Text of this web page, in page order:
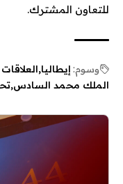
للتعاون المشترك.
وسوم: إيطاليا
الملك محمد السادس